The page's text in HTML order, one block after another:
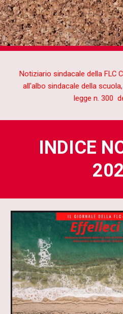
Notiziario sindacale della FLC
all'albo sindacale della
legge n. 300
INDICE
202